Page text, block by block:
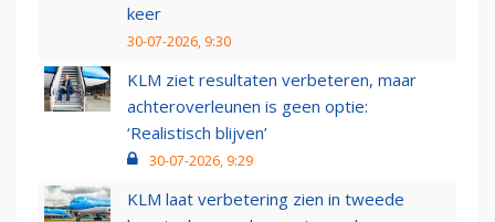
keer
30-07-2026, 9:30
KLM ziet resultaten verbeteren, maar
achteroverleunen is geen optie:
‘Realistisch blijven’
30-07-2026, 9:29
KLM laat verbetering zien in tweede